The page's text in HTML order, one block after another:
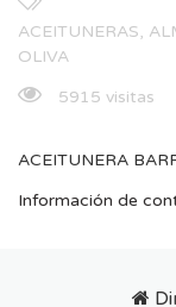
ACEITUNERAS,
OLIVA
5915 visitas
ACEITUNERA
Información de